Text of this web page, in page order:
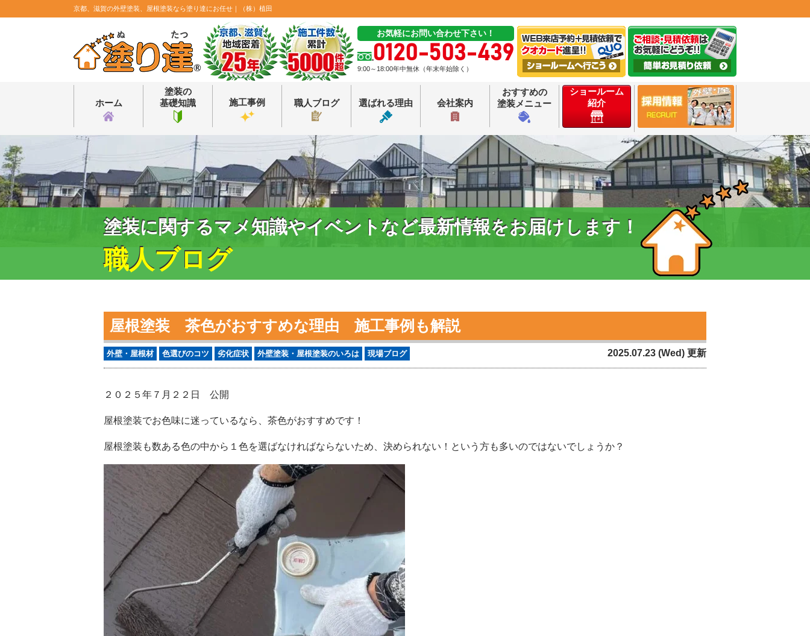
京都、滋賀の外壁塗装、屋根塗装なら塗り達にお任せ｜（株）植田
お気軽にお問い合わせ下さい！
0120-503-439
9:00～18:00年中無休（年末年始除く）
ホーム
塗装の
基礎知識
施工事例 職人ブログ 選ばれる理由 会社案内
おすすめの
塗装メニュー
ショールーム
紹介
塗装に関するマメ知識やイベントなど最新情報をお届けします！
職人ブログ
屋根塗装 茶色がおすすめな理由 施工事例も解説
外壁・屋根材 色選びのコツ 劣化症状 外壁塗装・屋根塗装のいろは 現場ブログ 2025.07.23 (Wed) 更新
２０２５年７月２２日 公開
屋根塗装でお色味に迷っているなら、茶色がおすすめです！
屋根塗装も数ある色の中から１色を選ばなければならないため、決められない！という方も多いのではないでしょうか？